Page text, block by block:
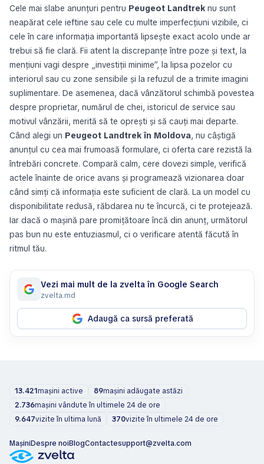
Cele mai slabe anunțuri pentru Peugeot Landtrek nu sunt
neapărat cele ieftine sau cele cu multe imperfecțiuni vizibile, ci
cele în care informația importantă lipsește exact acolo unde ar
trebui să fie clară. Fii atent la discrepanțe între poze și text, la
mențiuni vagi despre „investiții minime”, la lipsa pozelor cu
interiorul sau cu zone sensibile și la refuzul de a trimite imagini
suplimentare. De asemenea, dacă vânzătorul schimbă povestea
despre proprietar, numărul de chei, istoricul de service sau
motivul vânzării, merită să te oprești și să cauți mai departe.
Când alegi un Peugeot Landtrek în Moldova, nu câștigă
anunțul cu cea mai frumoasă formulare, ci oferta care rezistă la
întrebări concrete. Compară calm, cere dovezi simple, verifică
actele înainte de orice avans și programează vizionarea doar
când simți că informația este suficient de clară. La un model cu
disponibilitate redusă, răbdarea nu te încurcă, ci te protejează.
Iar dacă o mașină pare promițătoare încă din anunț, următorul
pas bun nu este entuziasmul, ci o verificare atentă făcută în
ritmul tău.
Vezi mai mult de la zvelta în Google Search
zvelta.md
Adaugă ca sursă preferată
13.421mașini active 89mașini adăugate astăzi
2.736mașini vândute în ultimele 24 de ore
9.647vizite în ultima lună 370vizite în ultimele 24 de ore
MașiniDespre noiBlogContactesupport@zvelta.com